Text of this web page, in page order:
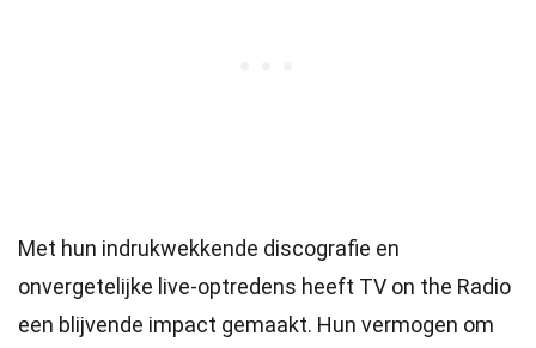
Met hun indrukwekkende discografie en
onvergetelijke live-optredens heeft TV on the Radio
een blijvende impact gemaakt. Hun vermogen om